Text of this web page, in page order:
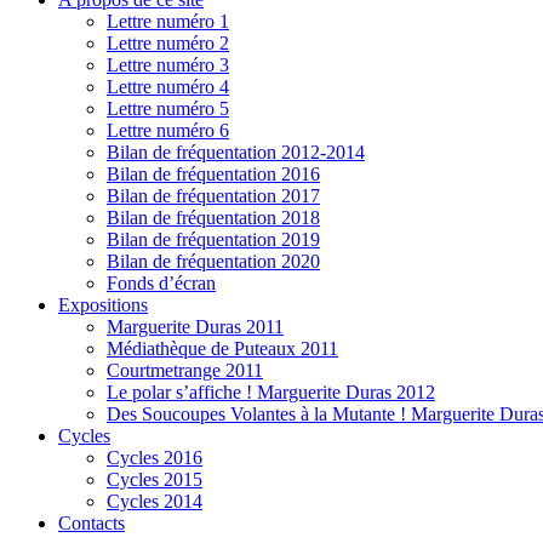
Lettre numéro 1
Lettre numéro 2
Lettre numéro 3
Lettre numéro 4
Lettre numéro 5
Lettre numéro 6
Bilan de fréquentation 2012-2014
Bilan de fréquentation 2016
Bilan de fréquentation 2017
Bilan de fréquentation 2018
Bilan de fréquentation 2019
Bilan de fréquentation 2020
Fonds d’écran
Expositions
Marguerite Duras 2011
Médiathèque de Puteaux 2011
Courtmetrange 2011
Le polar s’affiche ! Marguerite Duras 2012
Des Soucoupes Volantes à la Mutante ! Marguerite
Cycles
Cycles 2016
Cycles 2015
Cycles 2014
Contacts